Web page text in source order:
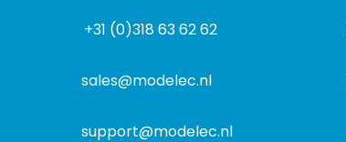
+31 (0)318 63 62 62
sales@modelec.nl
support@modelec.nl